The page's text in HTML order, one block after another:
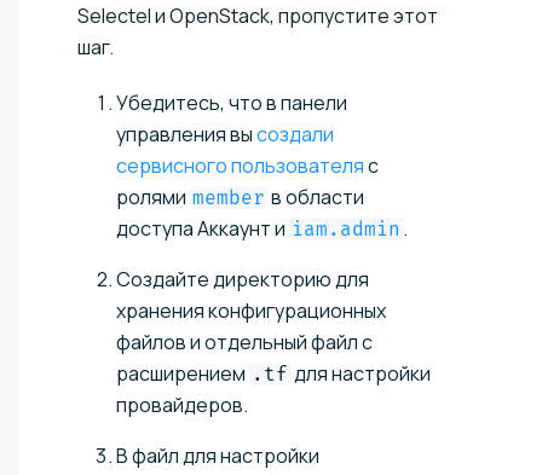
Selectel и OpenStack, пропустите этот
шаг.
Убедитесь, что в панели
управления высоздали
сервисного пользователяс
ролями member в области
доступа Аккаунт и iam.admin .
Создайте директорию для
хранения конфигурационных
файлов и отдельный файл с
расширением .tf для настройки
провайдеров.
В файл для настройки